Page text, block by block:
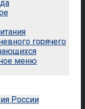
горячего
меню
России